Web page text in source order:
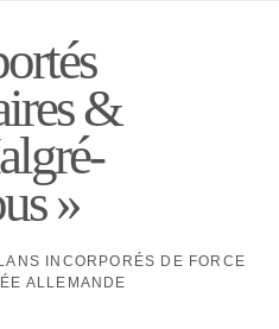
&
»
INCORPORÉS DE FORCE
ALLEMANDE